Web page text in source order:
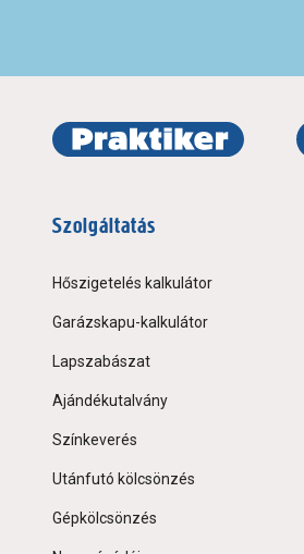
Szolgáltatás
Hőszigetelés kalkulátor
Garázskapu-kalkulátor
Lapszabászat
Ajándékutalvány
Színkeverés
Utánfutó kölcsönzés
Gépkölcsönzés